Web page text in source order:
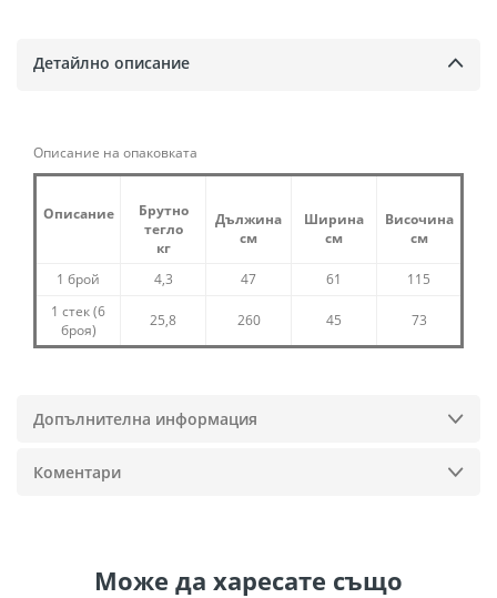
Детайлно описание
Описание на опаковката
Описание
Брутно
тегло
кг
Дължина
см
Ширина
см
Височина
см
1 брой 4,3 47 61
115
1 стек (6
броя)
25,8 260 45 73
Допълнителна информация
Коментари
Може да харесате също